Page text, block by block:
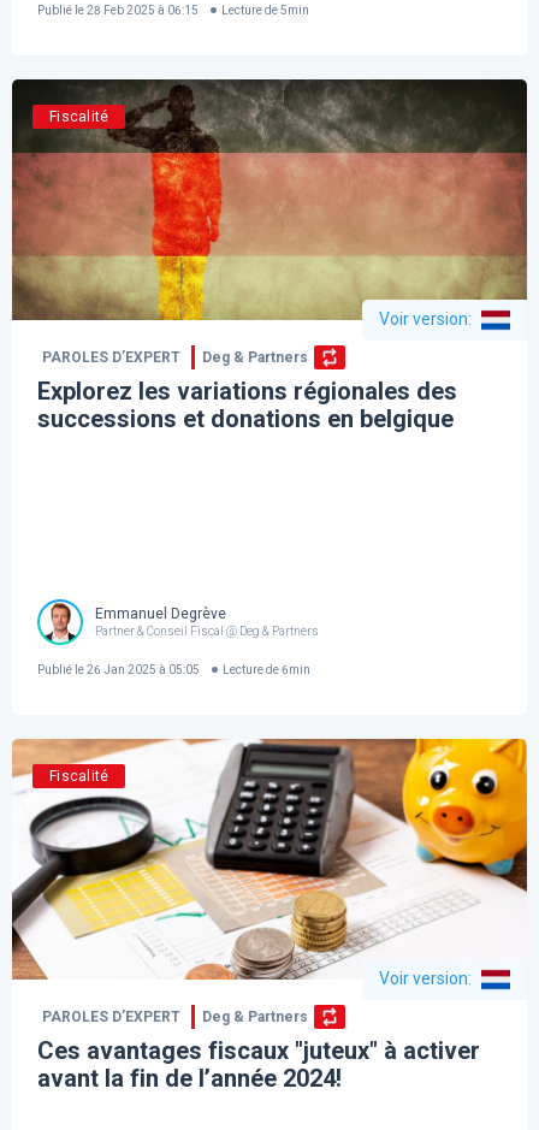
Publié le28 Feb 2025 à 06:15 Lecture de 5min
Fiscalité
Voir version:
PAROLES D’EXPERT Deg & Partners
Explorez les variations régionales des
successions et donations en belgique
Emmanuel Degrève
Partner & Conseil Fiscal @ Deg & Partners
Publié le26 Jan 2025 à 05:05 Lecture de 6min
Fiscalité
Voir version:
PAROLES D’EXPERT Deg & Partners
Ces avantages fiscaux "juteux" à activer
avant la fin de l’année 2024!